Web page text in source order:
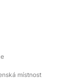
místnost